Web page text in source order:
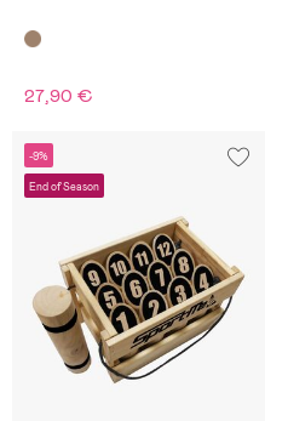
27,90 €
-9%
End of Season